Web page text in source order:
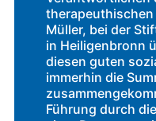
Müller, bei der
in Heiligenbronn
diesen guten
immerhin die
Führung durch